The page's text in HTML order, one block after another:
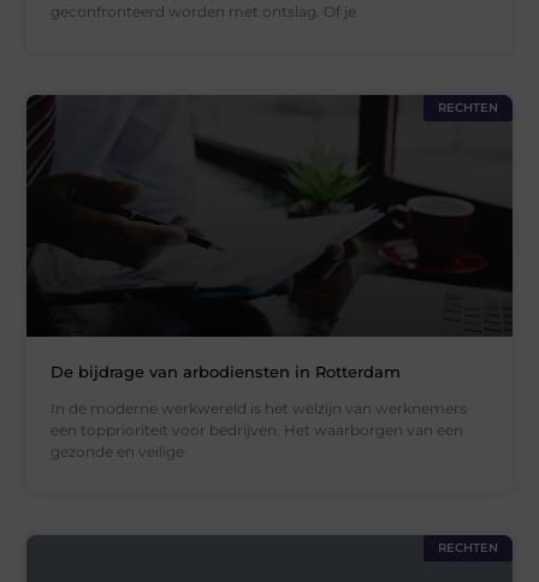
geconfronteerd worden met ontslag. Of je
RECHTEN
De bijdrage van arbodiensten in Rotterdam
In de moderne werkwereld is het welzijn van werknemers
een topprioriteit voor bedrijven. Het waarborgen van een
gezonde en veilige
RECHTEN